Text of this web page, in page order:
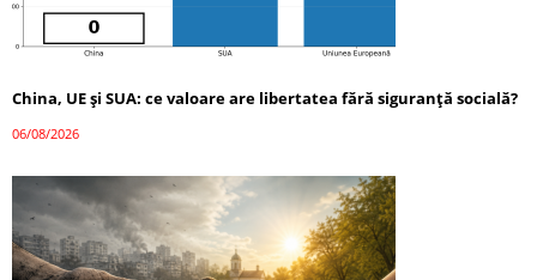
China, UE și SUA: ce valoare are libertatea fără siguranță socială?
06/08/2026